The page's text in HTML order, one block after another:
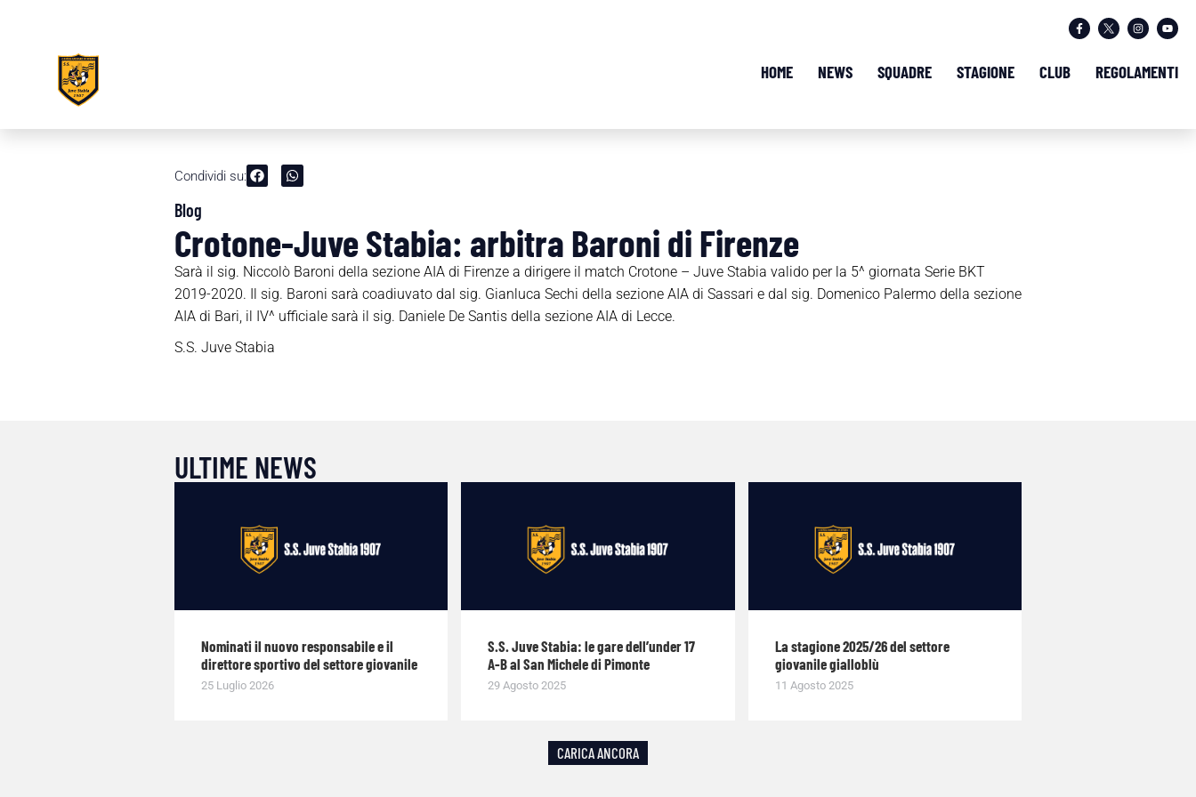
HOME NEWS SQUADRE STAGIONE CLUB REGOLAMENTI
Condividi su:
Blog
Crotone-Juve Stabia: arbitra Baroni di Firenze
Sarà il sig. Niccolò Baroni della sezione AIA di Firenze a dirigere il match Crotone – Juve Stabia valido per la 5^ giornata Serie BKT
2019-2020. Il sig. Baroni sarà coadiuvato dal sig. Gianluca Sechi della sezione AIA di Sassari e dal sig. Domenico Palermo della sezione
AIA di Bari, il IV^ ufficiale sarà il sig. Daniele De Santis della sezione AIA di Lecce.
S.S. Juve Stabia
ULTIME NEWS
Nominati il nuovo responsabile e il
direttore sportivo del settore giovanile
25 Luglio 2026
S.S. Juve Stabia: le gare dell’under 17
A-B al San Michele di Pimonte
29 Agosto 2025
La stagione 2025/26 del settore
giovanile gialloblù
11 Agosto 2025
CARICA ANCORA